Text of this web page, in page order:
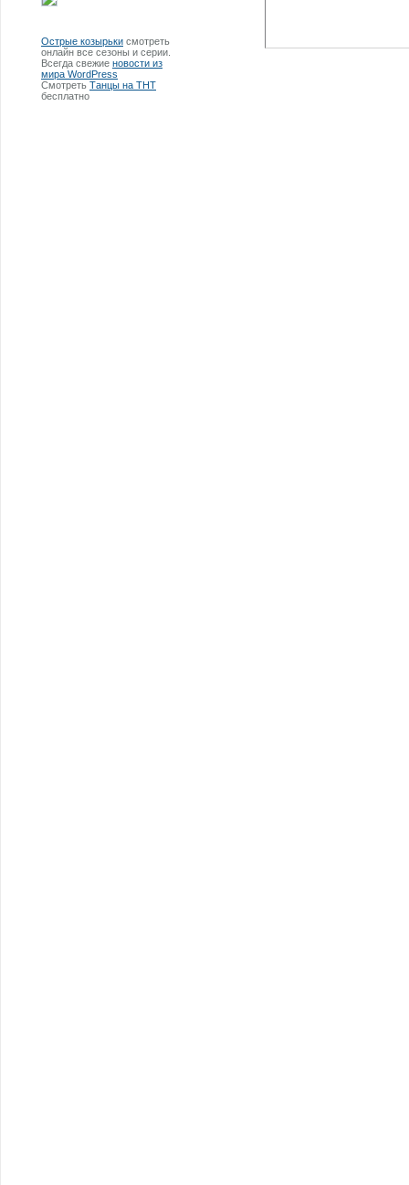
Острые козырьки смотреть
онлайн все сезоны и серии.
Всегда свежие новости из
мира WordPress
Смотреть Танцы на ТНТ
бесплатно